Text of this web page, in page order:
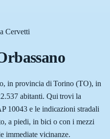
Cervetti
in provincia di Torino (TO), in
abitanti. Qui trovi la
10043 e le indicazioni stradali
a piedi, in bici o con i mezzi
immediate vicinanze.